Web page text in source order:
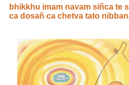
bhikkhu imam navam siñca te
ca dosañ ca chetva tato